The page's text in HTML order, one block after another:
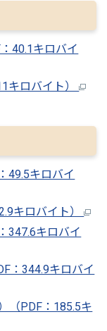
40.1キロバイ
キロバイト）
49.5キロバイ
キロバイト）
347.6キロバイ
：344.9キロバイ
（PDF：185.5キ